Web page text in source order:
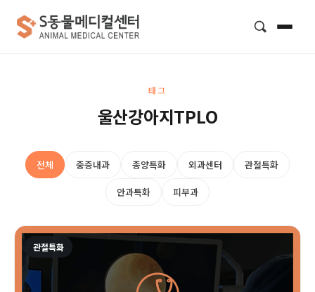
태그
울산강아지TPLO
전체 중증내과 종양특화 외과센터 관절특화
안과특화 피부과
관절특화